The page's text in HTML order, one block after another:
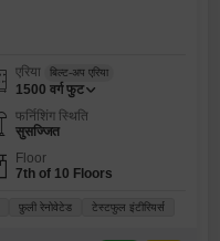
एरिया बिल्ट-अप एरिया
1500 वर्ग फुट
फर्निशिंग स्थिति
सुसज्जित
Floor
7th of 10 Floors
फ़ुली रेनोवेटेड टेस्टफुल इंटीरियर्स